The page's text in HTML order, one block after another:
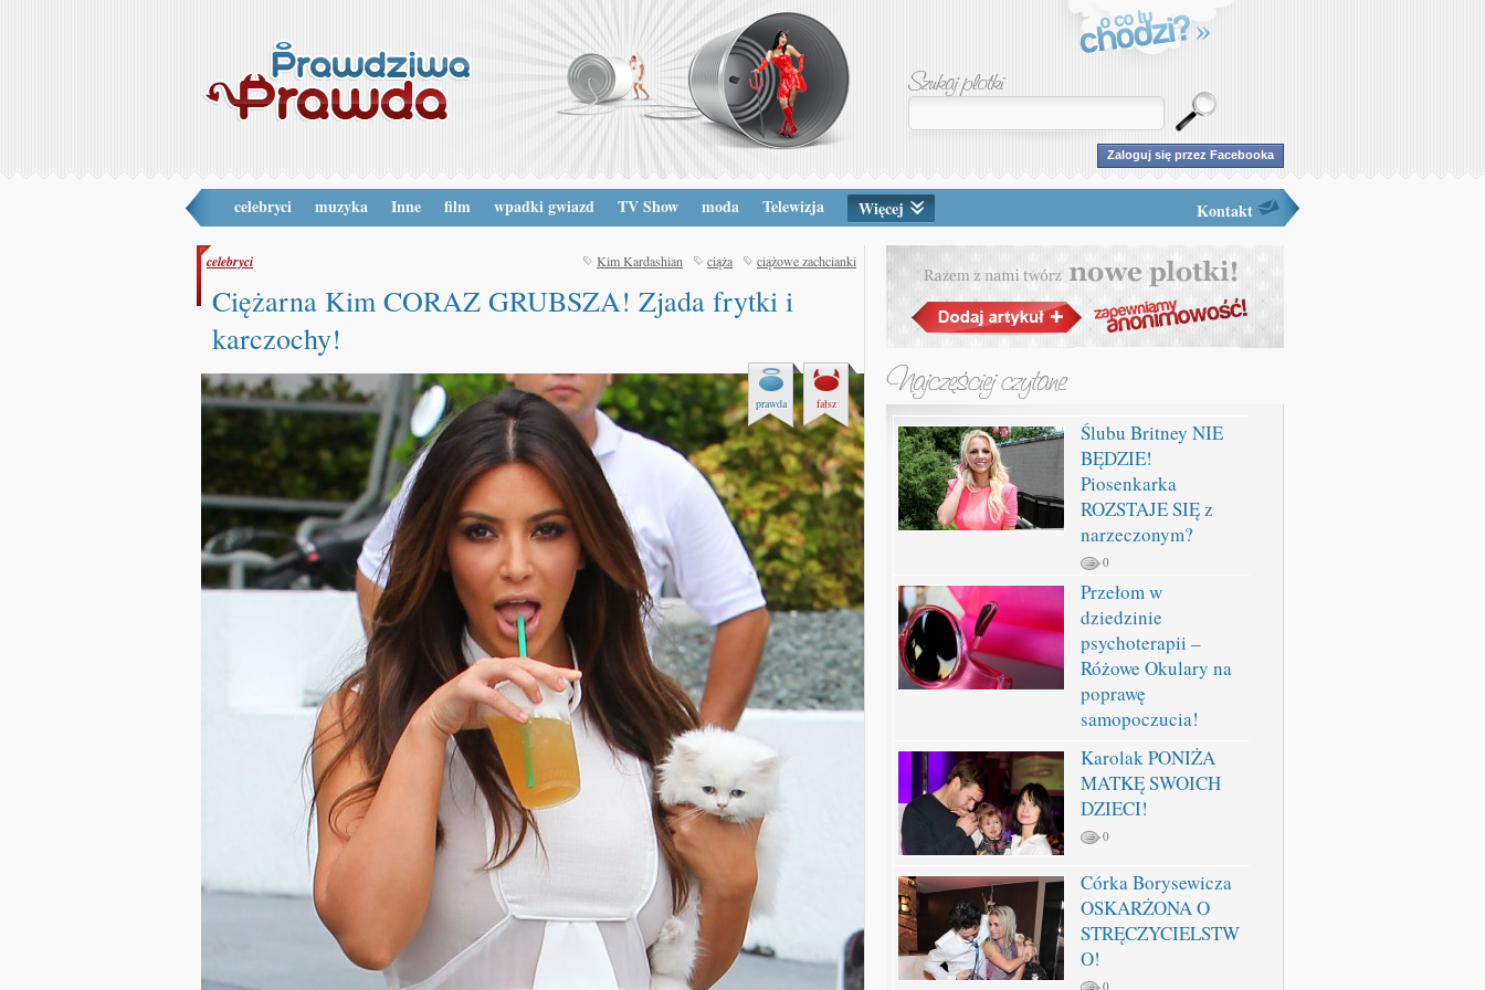
Zaloguj się przez Facebooka
celebryci muzyka Inne film wpadki gwiazd TV Show moda Telewizja Więcej Kontakt
celebryci Kim Kardashian ciąża ciążowe zachcianki
Ciężarna Kim CORAZ GRUBSZA! Zjada frytki i
karczochy!
prawda fałsz
Ślubu Britney NIE
BĘDZIE!
Piosenkarka
ROZSTAJE SIĘ z
narzeczonym?
0
Przełom w
dziedzinie
psychoterapii –
Różowe Okulary na
poprawę
samopoczucia!
Karolak PONIŻA
MATKĘ SWOICH
DZIECI!
0
Córka Borysewicza
OSKARŻONA O
STRĘCZYCIELSTW
O!
0